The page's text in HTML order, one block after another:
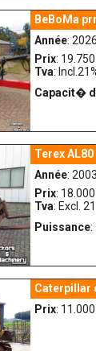
BeBoMa
Année: 2026
Prix: 19.750
Tva:
Capacit�
Terex AL80
Année: 2003
Prix: 18.000
Tva: Excl.
Puissance:
Caterpillar
Prix: 11.000